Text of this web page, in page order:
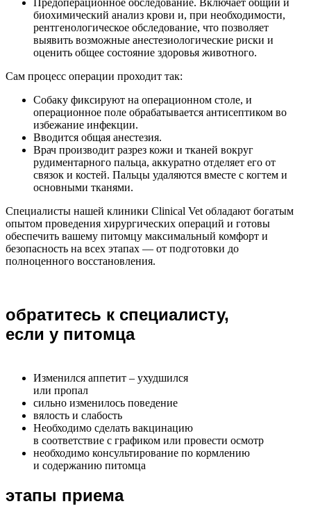
Предоперационное обследование. Включает общий и
биохимический анализ крови и, при необходимости,
рентгенологическое обследование, что позволяет
выявить возможные анестезиологические риски и
оценить общее состояние здоровья животного.
Сам процесс операции проходит так:
Собаку фиксируют на операционном столе, и
операционное поле обрабатывается антисептиком во
избежание инфекции.
Вводится общая анестезия.
Врач производит разрез кожи и тканей вокруг
рудиментарного пальца, аккуратно отделяет его от
связок и костей. Пальцы удаляются вместе с когтем и
основными тканями.
Специалисты нашей клиники Clinical Vet обладают богатым
опытом проведения хирургических операций и готовы
обеспечить вашему питомцу максимальный комфорт и
безопасность на всех этапах — от подготовки до
полноценного восстановления.
обратитесь к специалисту,
если у питомца
Изменился аппетит – ухудшился
или пропал
сильно изменилось поведение
вялость и слабость
Необходимо сделать вакцинацию
в соответствие с графиком или провести осмотр
необходимо консультирование по кормлению
и содержанию питомца
этапы приема